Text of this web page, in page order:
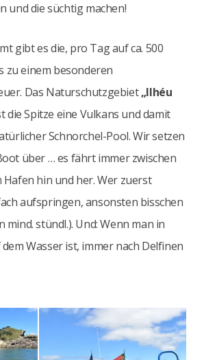
und die süchtig machen!
gibt es die, pro Tag auf ca. 500
zu einem besonderen
Das Naturschutzgebiet„Ilhéu
die Spitze eine Vulkans und damit
Schnorchel-Pool. Wir setzen
über … es fährt immer zwischen
Hafen hin und her. Wer zuerst
aufspringen, ansonsten bisschen
stündl.). Und: Wenn man in
Wasser ist, immer nach Delfinen